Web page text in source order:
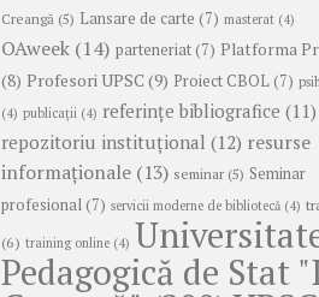
Creangă (5) Lansare de carte (7) masterat (4)
OAweek (14) parteneriat (7) Platforma
(8) Profesori UPSC(9) Proiect CBOL (7)
(4) publicații (4) referințe bibliografice (11)
repozitoriu instituțional (12) resurse
informaționale (13) seminar (5) Seminar
profesional (7) servicii moderne de bibliotecă (4)
(6) training online (4)
Pedagogică de Stat